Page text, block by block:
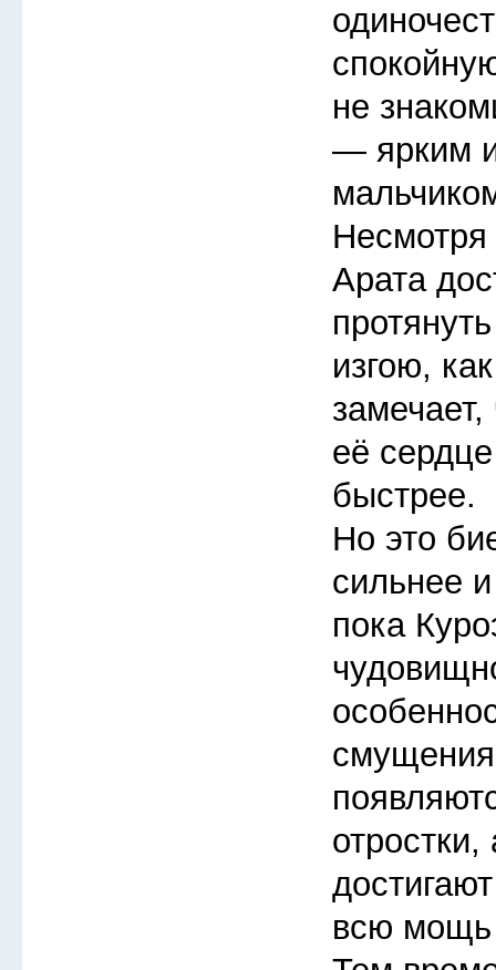
не
— ярким
Несмотря
Арата
изгою,
замечает,
её
быстрее.
Но это
сильнее
пока
всю мощь